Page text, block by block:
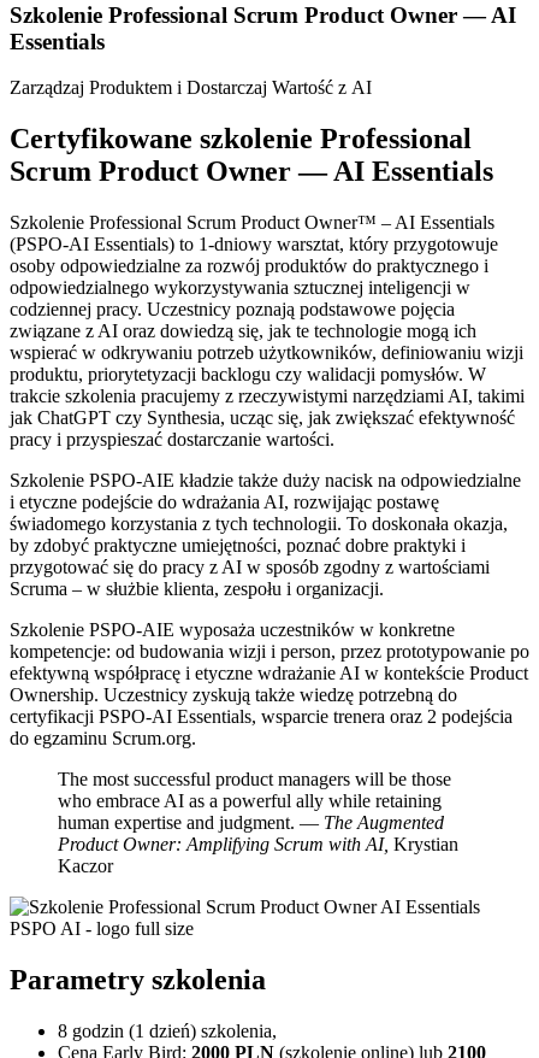
Szkolenie Professional Scrum Product Owner — AI
Essentials
Zarządzaj Produktem i Dostarczaj Wartość z AI
Certyfikowane szkolenie Professional
Scrum Product Owner — AI Essentials
Szkolenie Professional Scrum Product Owner™ – AI Essentials
(PSPO-AI Essentials) to 1‑dniowy warsztat, który przygotowuje
osoby odpowiedzialne za rozwój produktów do praktycznego i
odpowiedzialnego wykorzystywania sztucznej inteligencji w
codziennej pracy. Uczestnicy poznają podstawowe pojęcia
związane z AI oraz dowiedzą się, jak te technologie mogą ich
wspierać w odkrywaniu potrzeb użytkowników, definiowaniu wizji
produktu, priorytetyzacji backlogu czy walidacji pomysłów. W
trakcie szkolenia pracujemy z rzeczywistymi narzędziami AI, takimi
jak ChatGPT czy Synthesia, ucząc się, jak zwiększać efektywność
pracy i przyspieszać dostarczanie wartości.
Szkolenie PSPO-AIE kładzie także duży nacisk na odpowiedzialne
i etyczne podejście do wdrażania AI, rozwijając postawę
świadomego korzystania z tych technologii. To doskonała okazja,
by zdobyć praktyczne umiejętności, poznać dobre praktyki i
przygotować się do pracy z AI w sposób zgodny z wartościami
Scruma – w służbie klienta, zespołu i organizacji.
Szkolenie PSPO-AIE wyposaża uczestników w konkretne
kompetencje: od budowania wizji i person, przez prototypowanie po
efektywną współpracę i etyczne wdrażanie AI w kontekście Product
Ownership. Uczestnicy zyskują także wiedzę potrzebną do
certyfikacji PSPO-AI Essentials, wsparcie trenera oraz 2 podejścia
do egzaminu Scrum.org.
The most successful product managers will be those
who embrace AI as a powerful ally while retaining
human expertise and judgment. — The Augmented
Product Owner: Amplifying Scrum with AI, Krystian
Kaczor
Parametry szkolenia
8 godzin (1 dzień) szkolenia,
Cena Early Bird: 2000 PLN (szkolenie online) lub 2100